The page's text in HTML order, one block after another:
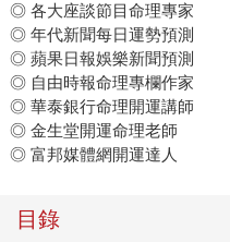
◎ 各大座談節目命理專家
◎ 年代新聞每日運勢預測
◎ 蘋果日報娛樂新聞預測
◎ 自由時報命理專欄作家
◎ 華泰銀行命理開運講師
◎ 金生堂開運命理老師
◎ 富邦媒體網開運達人
目錄